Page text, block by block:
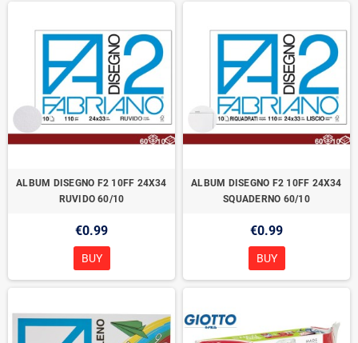
ALBUM DISEGNO F2 10FF 24X34
RUVIDO 60/10
€0.99
BUY
ALBUM DISEGNO F2 10FF 24X34
SQUADERNO 60/10
€0.99
BUY